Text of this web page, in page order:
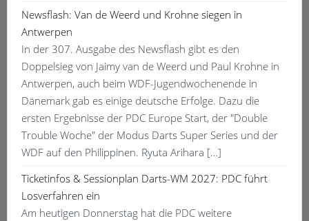
Newsflash: Van de Weerd und Krohne siegen in
Antwerpen
In der 307. Ausgabe des Newsflash gibt es den
Doppelsieg von Jaimy van de Weerd und Paul Krohne in
Antwerpen, auch beim WDF-Jugendwochenende in
Dänemark gab es einige deutsche Erfolge. Dazu die
ersten Ergebnisse der PDC Europe Start, der "Double
Trouble Woche" der Modus Darts Super Series und der
WDF auf den Philippinen. Ryuta Arihara […]
Ticketinfos & Sessionplan Darts-WM 2027: PDC führt
Losverfahren ein
Am heutigen Donnerstag hat die PDC weitere